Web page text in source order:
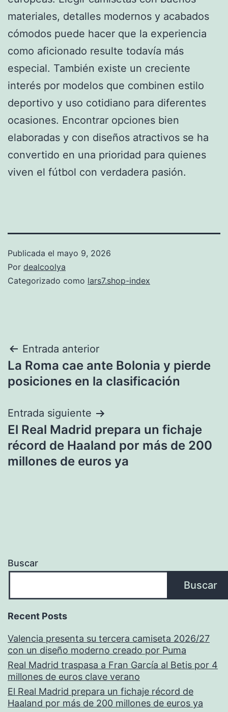
materiales, detalles modernos y acabados
cómodos puede hacer que la experiencia
como aficionado resulte todavía más
especial. También existe un creciente
interés por modelos que combinen estilo
deportivo y uso cotidiano para diferentes
ocasiones. Encontrar opciones bien
elaboradas y con diseños atractivos se ha
convertido en una prioridad para quienes
viven el fútbol con verdadera pasión.
Publicada el mayo 9, 2026
Por dealcoolya
Categorizado como lars7.shop-index
Navegación
de
Entrada anterior
La Roma cae ante Bolonia y pierde
posiciones en la clasificación
Entrada siguiente
El Real Madrid prepara un fichaje
récord de Haaland por más de 200
millones de euros ya
Buscar
Buscar
Recent Posts
Valencia presenta su tercera camiseta 2026/27
con un diseño moderno creado por Puma
Real Madrid traspasa a Fran García al Betis por 4
millones de euros clave verano
El Real Madrid prepara un fichaje récord de
Haaland por más de 200 millones de euros ya